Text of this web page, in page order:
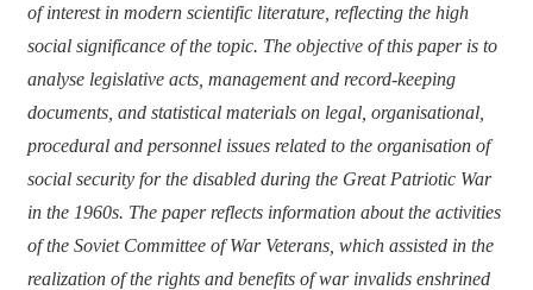
of interest in modern scientific literature, reflecting the high
social significance of the topic. The objective of this paper is to
analyse legislative acts, management and record-keeping
documents, and statistical materials on legal, organisational,
procedural and personnel issues related to the organisation of
social security for the disabled during the Great Patriotic War
in the 1960s. The paper reflects information about the activities
of the Soviet Committee of War Veterans, which assisted in the
realization of the rights and benefits of war invalids enshrined